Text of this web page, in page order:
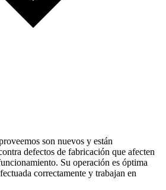
son nuevos y están
defectos de fabricación que afecten
Su operación es óptima
correctamente y trabajan en